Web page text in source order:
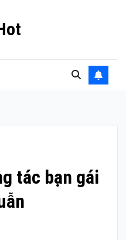
tác bạn gái